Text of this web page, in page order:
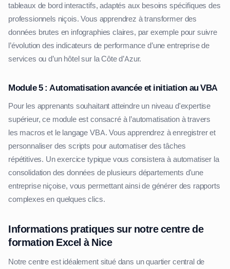
tableaux de bord interactifs, adaptés aux besoins spécifiques des
professionnels niçois. Vous apprendrez à transformer des
données brutes en infographies claires, par exemple pour suivre
l’évolution des indicateurs de performance d’une entreprise de
services ou d’un hôtel sur la Côte d’Azur.
Module 5 : Automatisation avancée et initiation au VBA
Pour les apprenants souhaitant atteindre un niveau d'expertise
supérieur, ce module est consacré à l’automatisation à travers
les macros et le langage VBA. Vous apprendrez à enregistrer et
personnaliser des scripts pour automatiser des tâches
répétitives. Un exercice typique vous consistera à automatiser la
consolidation des données de plusieurs départements d'une
entreprise niçoise, vous permettant ainsi de générer des rapports
complexes en quelques clics.
Informations pratiques sur notre centre de
formation Excel à Nice
Notre centre est idéalement situé dans un quartier central de